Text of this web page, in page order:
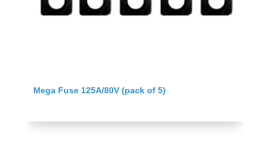
Mega Fuse 125A/80V (pack of 5)